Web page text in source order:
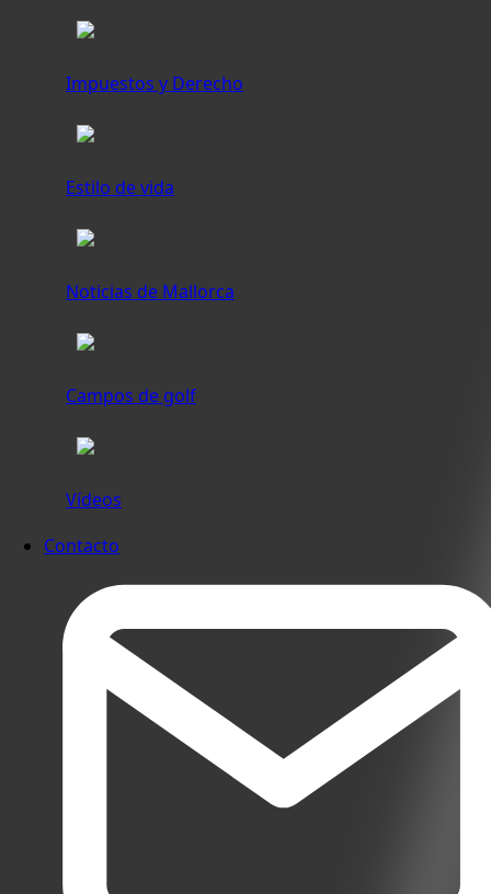
Impuestos y Derecho
Estilo de vida
Noticias de Mallorca
Campos de golf
Vídeos
Contacto